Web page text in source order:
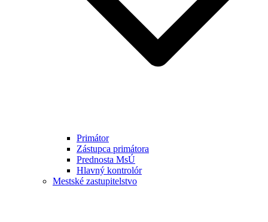
Primátor
Zástupca primátora
Prednosta MsÚ
Hlavný kontrolór
Mestské zastupitelstvo